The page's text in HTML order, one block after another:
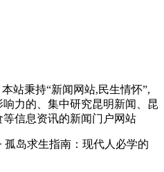
站秉持“新闻网站,民生情怀”,
力的、集中研究昆明新闻、昆
信息资讯的新闻门户网站
孤岛求生指南：现代人必学的